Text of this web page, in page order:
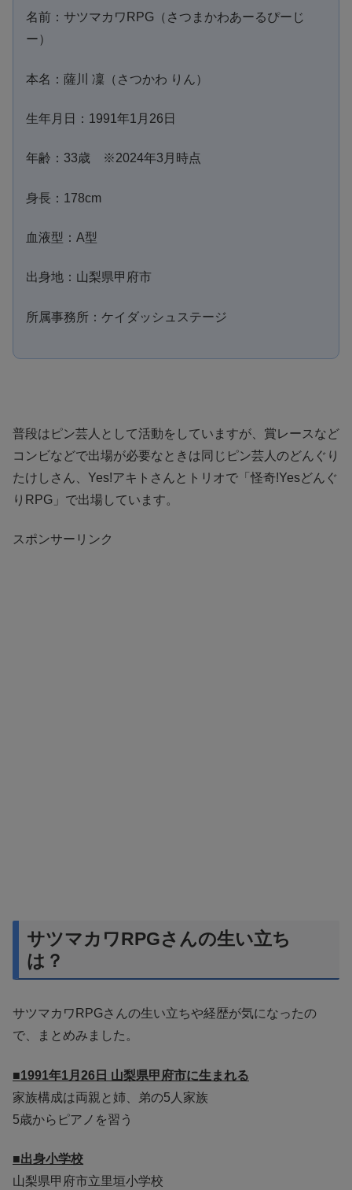
名前：サツマカワRPG（さつまかわあーるぴーじ
ー）
本名：薩川 凜（さつかわ りん）
生年月日：1991年1月26日
年齢：33歳 ※2024年3月時点
身長：178cm
血液型：A型
出身地：山梨県甲府市
所属事務所：ケイダッシュステージ
普段はピン芸人として活動をしていますが、賞レースなど
コンビなどで出場が必要なときは同じピン芸人のどんぐり
たけしさん、Yes!アキトさんとトリオで「怪奇!Yesどんぐ
りRPG」で出場しています。
スポンサーリンク
サツマカワRPGさんの生い立ち
は？
サツマカワRPGさんの生い立ちや経歴が気になったの
で、まとめみました。
■1991年1月26日 山梨県甲府市に生まれる
家族構成は両親と姉、弟の5人家族
5歳からピアノを習う
■出身小学校
山梨県甲府市立里垣小学校